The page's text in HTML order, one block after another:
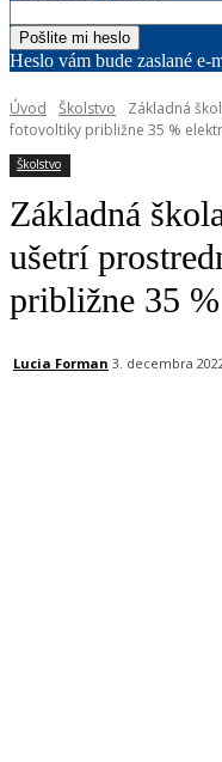
Heslo vám bude zaslané e-
Úvod Školstvo
Základná
fotovoltiky približne 35 %
Školstvo
Základná
ušetrí
približne 35
Lucia Forman 3. decembra